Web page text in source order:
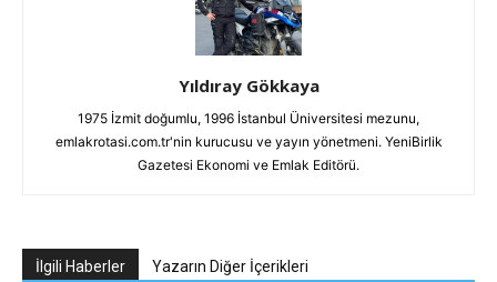
Yıldıray Gökkaya
1975 İzmit doğumlu, 1996 İstanbul Üniversitesi mezunu,
emlakrotasi.com.tr'nin kurucusu ve yayın yönetmeni. YeniBirlik
Gazetesi Ekonomi ve Emlak Editörü.
İlgili Haberler Yazarın Diğer İçerikleri